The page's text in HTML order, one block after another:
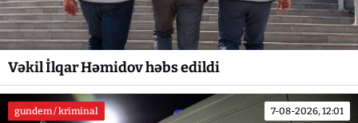
Vəkil İlqar Həmidov həbs edildi
gundem / kriminal 7-08-2026, 12:01